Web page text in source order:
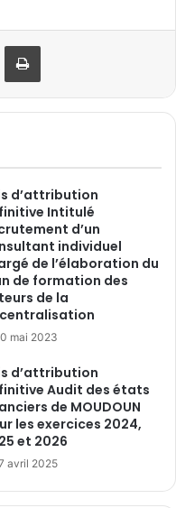
d’attribution
Intitulé
d’un
individuel
de l’élaboration du
de formation des
de la
mai 2023
d’attribution
Audit des états
de MOUDOUN
les exercices 2024,
et 2026
avril 2025